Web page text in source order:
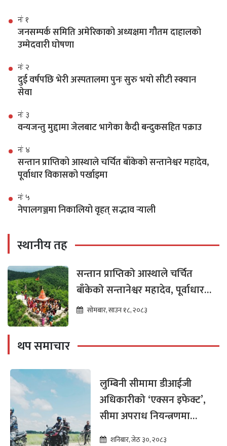
नंः १
जनसम्पर्क समिति अमेरिकाको अध्यक्षमा गौतम दाहालको
उम्मेदवारी घोषणा
नंः २
दुई वर्षपछि भेरी अस्पतालमा पुनः सुरु भयो सीटी स्क्यान
सेवा
नंः ३
वन्यजन्तु मुद्दामा जेलबाट भागेका कैदी बन्दुकसहित पक्राउ
नंः ४
सन्तान प्राप्तिको आस्थाले चर्चित बाँकेको सन्तानेश्वर महादेव,
पूर्वाधार विकासको पर्खाइमा
नंः ५
नेपालगञ्जमा निकालियो वृहत् सद्भाव र्‍याली
स्थानीय तह
सन्तान प्राप्तिको आस्थाले चर्चित
बाँकेको सन्तानेश्वर महादेव, पूर्वाधार
विकासको पर्खाइमा
सोमबार, साउन १८, २०८३
थप समाचार
लुम्बिनी सीमामा डीआईजी
अधिकारीको ‘एक्सन इफेक्ट’,
सीमा अपराध नियन्त्रणमा
सशस्त्र प्रहरी आक्रामक
शनिबार, जेठ ३०, २०८३